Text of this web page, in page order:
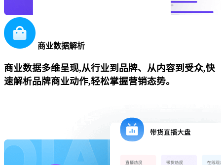
商业数据解析
商业数据多维呈现,从行业到品牌、从内容到受众,快
速解析品牌商业动作,轻松掌握营销态势。